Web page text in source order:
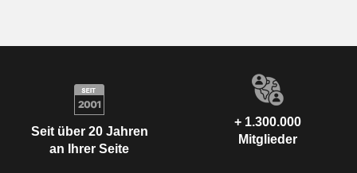
Seit über 20 Jahren
an Ihrer Seite
+ 1.300.000
Mitglieder